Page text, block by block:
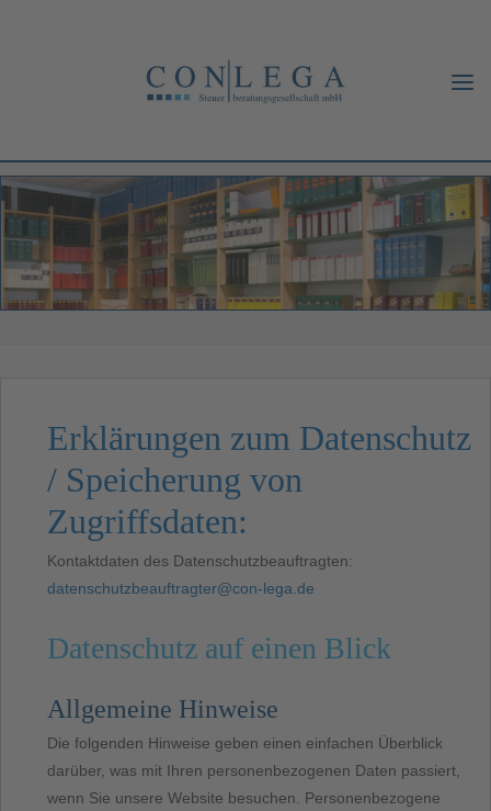
Erklärungen zum Datenschutz
/ Speicherung von
Zugriffsdaten:
Kontaktdaten des Datenschutzbeauftragten:
datenschutzbeauftragter@con-lega.de
Datenschutz auf einen Blick
Allgemeine Hinweise
Die folgenden Hinweise geben einen einfachen Überblick
darüber, was mit Ihren personenbezogenen Daten passiert,
wenn Sie unsere Website besuchen. Personenbezogene